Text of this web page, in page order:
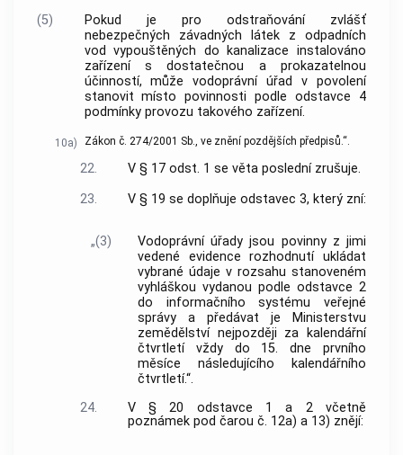
(5)
Pokud je pro odstraňování zvlášť
nebezpečných závadných látek z odpadních
vod vypouštěných do kanalizace instalováno
zařízení s dostatečnou a prokazatelnou
účinností, může vodoprávní úřad v povolení
stanovit místo povinnosti podle odstavce 4
podmínky provozu takového zařízení.
10a) Zákon č. 274/2001 Sb., ve znění pozdějších předpisů.“.
22.
V § 17 odst. 1 se věta poslední zrušuje.
23.
V § 19 se doplňuje odstavec 3, který zní:
„(3)
Vodoprávní úřady jsou povinny z jimi
vedené evidence rozhodnutí ukládat
vybrané údaje v rozsahu stanoveném
vyhláškou vydanou podle odstavce 2
do informačního systému veřejné
správy a předávat je Ministerstvu
zemědělství nejpozději za kalendářní
čtvrtletí vždy do 15. dne prvního
měsíce následujícího kalendářního
čtvrtletí.“.
24.
V § 20 odstavce 1 a 2 včetně
poznámek pod čarou č. 12a) a 13) znějí: